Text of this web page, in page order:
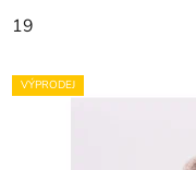
19
VÝPRODEJ